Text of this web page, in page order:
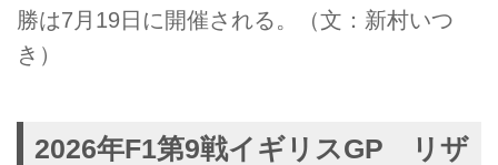
勝は7月19日に開催される。（文：新村いつ
き）
2026年F1第9戦イギリスGP リザ